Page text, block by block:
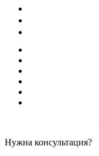
Нужна консультация?